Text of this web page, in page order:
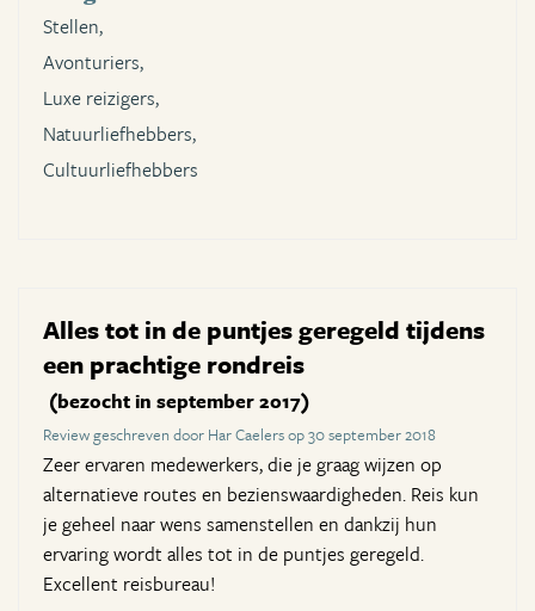
Stellen,
Avonturiers,
Luxe reizigers,
Natuurliefhebbers,
Cultuurliefhebbers
Alles tot in de puntjes geregeld tijdens
een prachtige rondreis
(bezocht in september 2017)
Review geschreven door Har Caelers op 30 september 2018
Zeer ervaren medewerkers, die je graag wijzen op
alternatieve routes en bezienswaardigheden. Reis kun
je geheel naar wens samenstellen en dankzij hun
ervaring wordt alles tot in de puntjes geregeld.
Excellent reisbureau!